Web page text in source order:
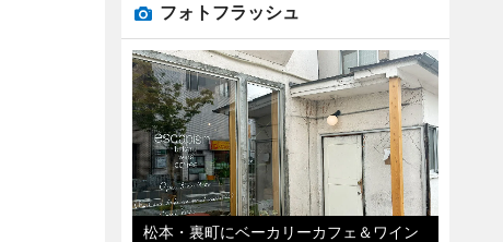
フォトフラッシュ
松本・裏町にベーカリーカフェ＆ワイン